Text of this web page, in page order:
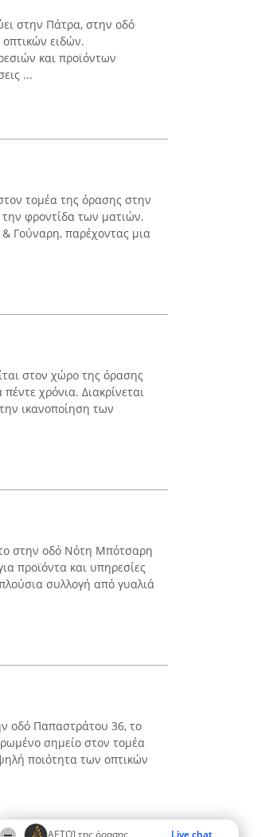
ΑΕΤΟΊ της όρασης Live chat
στην Πάτρα, στην οδό
ειδών.
και προϊόντων
...
τομέα της όρασης στην
φροντίδα των ματιών.
Γούναρη, παρέχοντας μια
στον χώρο της όρασης
χρόνια. Διακρίνεται
ικανοποίηση των
στην οδό Νότη Μπότσαρη
προϊόντα και υπηρεσίες
συλλογή από γυαλιά
οδό Παπαστράτου 36, το
σημείο στον τομέα
ποιότητα των οπτικών